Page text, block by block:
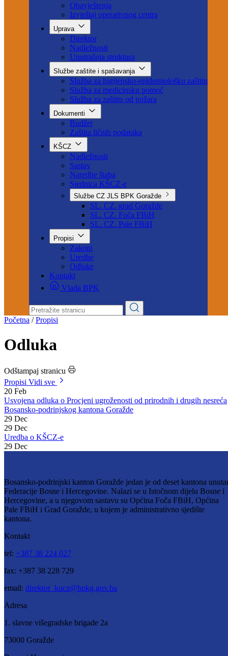
Sve vijesti
Konkursi i oglasi
Javne nabavke
Obavještenja
Izvještaj operativnog centra
Uprava
Nadležnosti
Unutrašnja struktura
Službe zaštite i spašavanja
Služba za higijensko-epidemiološku zaštitu
Služba za medicinsku pomoć
Služba za zaštitu od požara
Dokumenti
Budžet
Zaštita ličnih podataka
KŠCZ
Nadležnosti
Sastav
Naredbe štaba
Sjednica KŠCZ-e
Službe CZ JLS BPK Goražde
SL. CZ. Foča FBiH
SL. CZ. Pale FBiH
Propisi
Zakoni
Uredbe
Odluke
Kontakt
Vlada BPK
Početna/Propisi
Odluka
Odštampaj stranicu
PropisiVidi sve
20 Feb
Usvojena odluka o Procjeni ugroženosti od prirodnih i drugih nesreća
Bosansko-podrinjskog kantona Goražde
29 Dec